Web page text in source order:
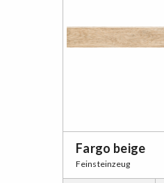
Fargo beige
Feinsteinzeug